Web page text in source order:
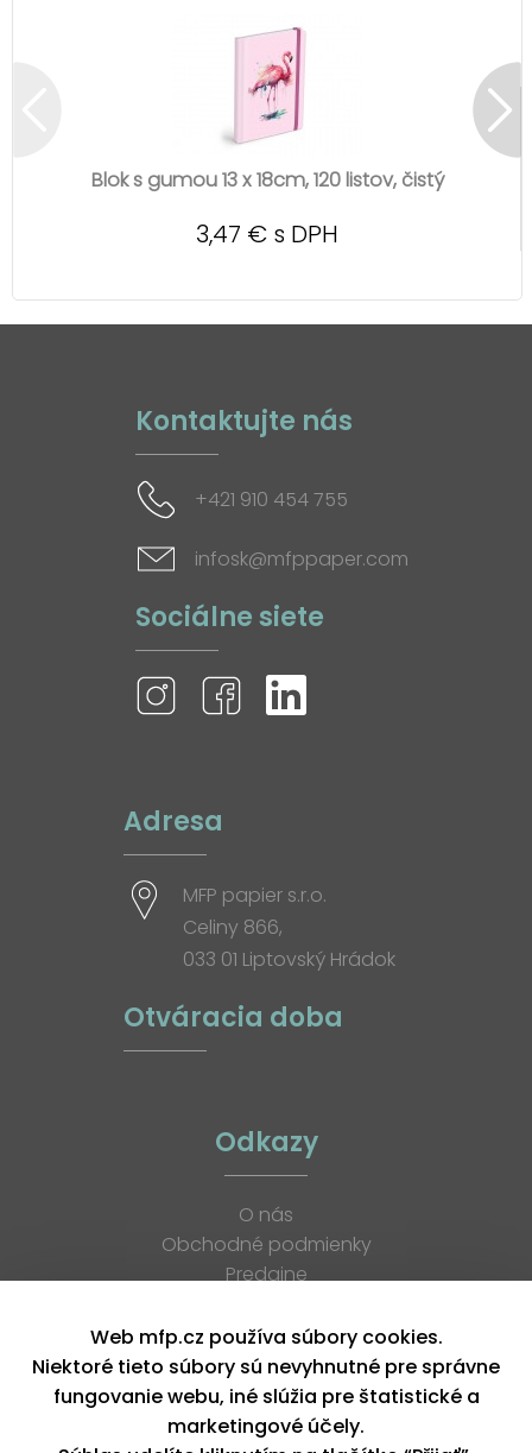
Blok s gumou 13 x 18cm, 120 listov, čistý
3,47 € s DPH
Kontaktujte nás
+421 910 454 755
infosk@mfppaper.com
Sociálne siete
Adresa
MFP papier s.r.o.
Celiny 866,
033 01 Liptovský Hrádok
Otváracia doba
Odkazy
O nás
Obchodné podmienky
Predajne
K stiahnutiu
Blog
Kontakt
Kariéra
Web mfp.cz používa súbory cookies.
Niektoré tieto súbory sú nevyhnutné pre správne
fungovanie webu, iné slúžia pre štatistické a
marketingové účely.